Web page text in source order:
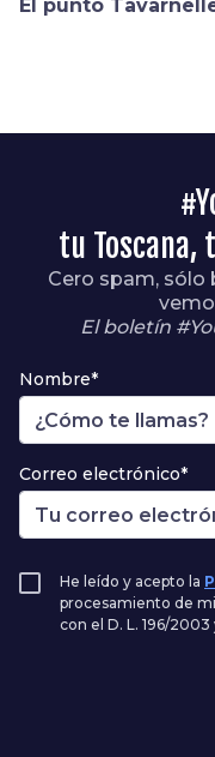
El punto
tu
Cero spam, sólo
El boletín
Nombre*
Correo electrónico*
He leído y acepto la
procesamiento de
con el D. L. 196/2003